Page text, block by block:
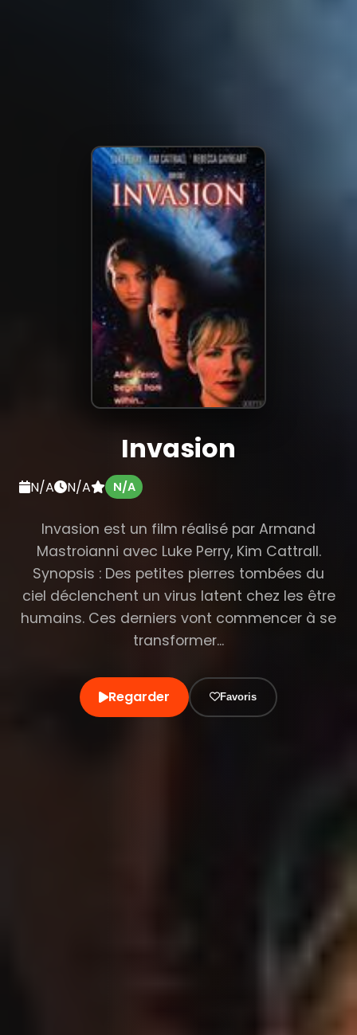
Invasion
N/A N/A N/A
Invasion est un film réalisé par Armand
Mastroianni avec Luke Perry, Kim Cattrall.
Synopsis : Des petites pierres tombées du
ciel déclenchent un virus latent chez les être
humains. Ces derniers vont commencer à se
transformer...
Regarder Favoris